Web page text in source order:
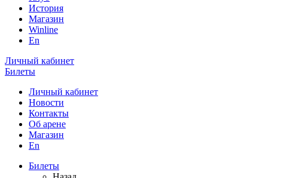
История
Магазин
Winline
En
Личный кабинет
Билеты
Личный кабинет
Новости
Контакты
Об арене
Магазин
En
Билеты